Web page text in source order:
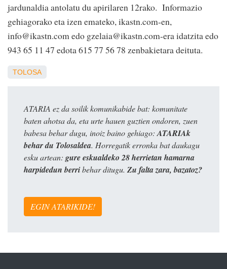
jardunaldia antolatu du apirilaren 12rako. Informazio
gehiagorako eta izen emateko, ikastn.com-en,
info@ikastn.com edo gzelaia@ikastn.com-era idatzita edo
943 65 11 47 edota 615 77 56 78 zenbakietara deituta.
TOLOSA
ATARIA ez da soilik komunikabide bat: komunitate
baten ahotsa da, eta urte hauen guztien ondoren, zuen
babesa behar dugu, inoiz baino gehiago: ATARIAk
behar du Tolosaldea. Horregatik erronka bat daukagu
esku artean: gure eskualdeko 28 herrietan hamarna
harpidedun berribehar ditugu. Zu falta zara, bazatoz?
EGIN ATARIKIDE!